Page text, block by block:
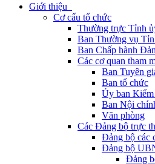
Giới thiệu
Cơ cấu tổ chức
Thường trực Tỉnh
Ban Thường vụ
Ban Chấp hành
Các cơ quan tham
Ban Tuyên
Ban tổ chức
Ủy ban Kiểm
Ban Nội
Văn phòng
Các Đảng bộ trực
Đảng bộ các
Đảng bộ
Đảng